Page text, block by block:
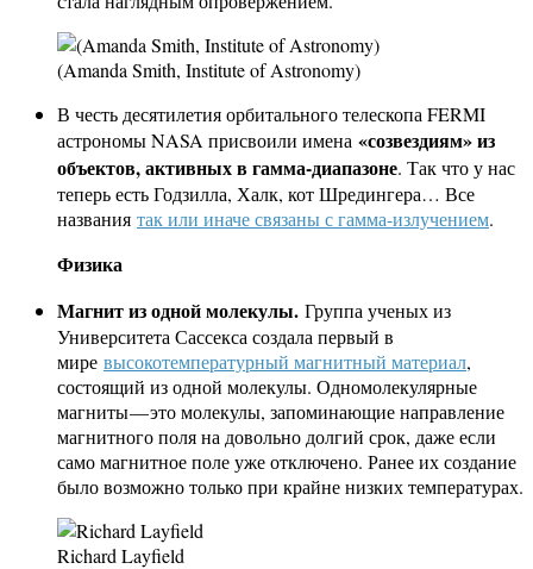
(Amanda Smith, Institute of Astronomy)
В честь десятилетия орбитального телескопа FERMI
астрономы NASA присвоили имена «созвездиям» из
объектов, активных в гамма-диапазоне. Так что у нас
теперь есть Годзилла, Халк, кот Шредингера… Все
названия так или иначе связаны с гамма-излучением.
Физика
Магнит из одной молекулы. Группа ученых из
Университета Сассекса создала первый в
мире высокотемпературный магнитный материал,
состоящий из одной молекулы. Одномолекулярные
магниты — это молекулы, запоминающие направление
магнитного поля на довольно долгий срок, даже если
само магнитное поле уже отключено. Ранее их создание
было возможно только при крайне низких температурах.
Richard Layfield